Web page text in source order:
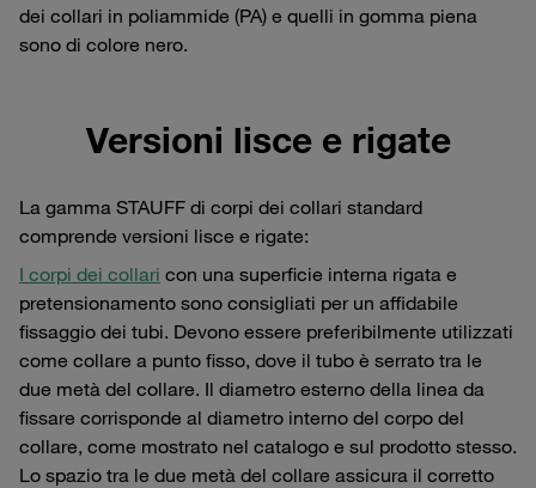
dei collari in poliammide (PA) e quelli in gomma piena
sono di colore nero.
Versioni lisce e rigate
La gamma STAUFF di corpi dei collari standard
comprende versioni lisce e rigate:
I corpi dei collari con una superficie interna rigata e
pretensionamento sono consigliati per un affidabile
fissaggio dei tubi. Devono essere preferibilmente utilizzati
come collare a punto fisso, dove il tubo è serrato tra le
due metà del collare. Il diametro esterno della linea da
fissare corrisponde al diametro interno del corpo del
collare, come mostrato nel catalogo e sul prodotto stesso.
Lo spazio tra le due metà del collare assicura il corretto